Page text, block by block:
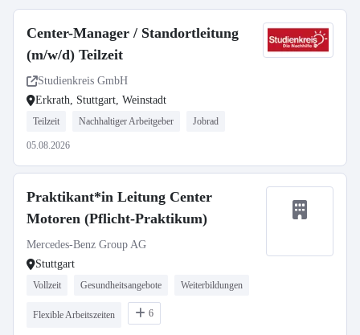
Center-Manager / Standortleitung
(m/w/d) Teilzeit
Studienkreis GmbH
Erkrath, Stuttgart, Weinstadt
Teilzeit Nachhaltiger Arbeitgeber Jobrad
05.08.2026
Praktikant*in Leitung Center
Motoren (Pflicht-Praktikum)
Mercedes-Benz Group AG
Stuttgart
Vollzeit Gesundheitsangebote Weiterbildungen
Flexible Arbeitszeiten 6